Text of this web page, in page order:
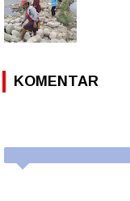
KOMENTAR